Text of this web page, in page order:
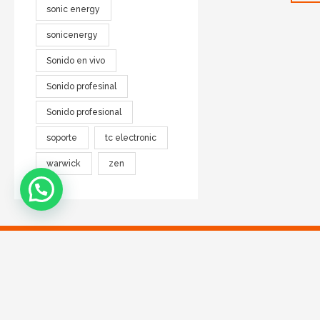
sonic energy
sonicenergy
Sonido en vivo
Sonido profesinal
Sonido profesional
soporte tc electronic
warwick zen